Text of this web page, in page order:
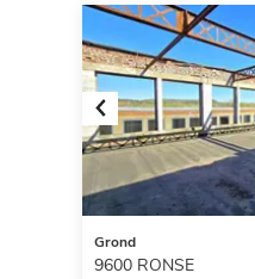
Previous
Grond
9600 RONSE